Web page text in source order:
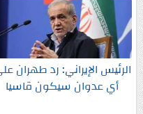
الرئيس الإيراني: رد طهران
أي عدوان سيكون قاسيا